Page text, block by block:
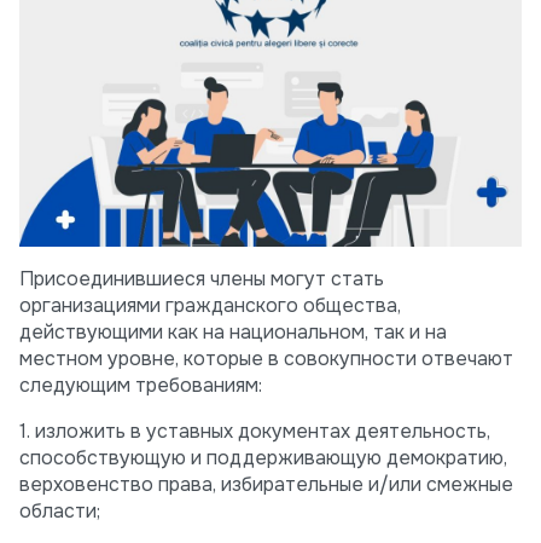
Присоединившиеся члены могут стать
организациями гражданского общества,
действующими как на национальном, так и на
местном уровне, которые в совокупности отвечают
следующим требованиям:
1. изложить в уставных документах деятельность,
способствующую и поддерживающую демократию,
верховенство права, избирательные и/или смежные
области;